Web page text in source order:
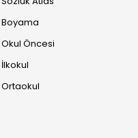
Boyama
Okul Öncesi
İlkokul
Ortaokul